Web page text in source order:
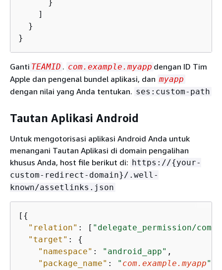
      }
    ]
  }
}
Ganti TEAMID . com.example.myapp dengan ID Tim
Apple dan pengenal bundel aplikasi, dan myapp
dengan nilai yang Anda tentukan. ses:custom-path
Tautan Aplikasi Android
Untuk mengotorisasi aplikasi Android Anda untuk
menangani Tautan Aplikasi di domain pengalihan
khusus Anda, host file berikut di: https://{your-
custom-redirect-domain}/.well-
known/assetlinks.json
[ {
"relation" : [ "delegate_permission/
"target" : {
"namespace" : "android_app" ,
"package_name" : " com.example.myapp"